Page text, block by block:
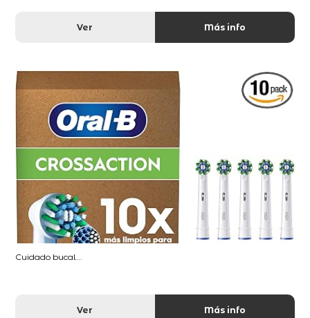
Ver Más info
Cuidado bucal...
Ver Más info